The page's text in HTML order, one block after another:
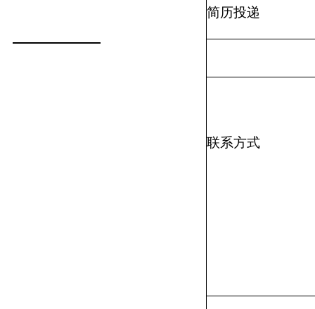
简历投递
联系方式